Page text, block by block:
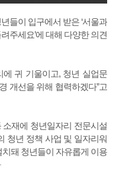
들이 입구에서 받은 ‘서울과
주세요’에 대해 다양한 의견
에 귀 기울이고, 청년 실업문
개선을 위해 협력하겠다”고
재에 청년일자리 전문시설
청년 정책 사업 및 일자리워
돼 청년들이 자유롭게 이용